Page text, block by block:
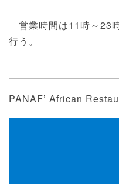
営業時間は11時～23
行う。
PANAF’ African